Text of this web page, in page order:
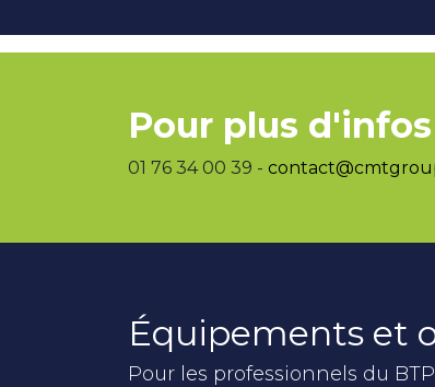
Pour plus
01 76 34 00 39 -
Équipements et
Pour les professionnels du